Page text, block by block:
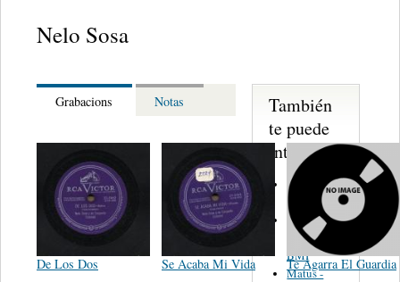
Nelo Sosa
Grabacions Notas
De Los Dos Se Acaba Mi Vida Te Agarra El Guardia
También
te puede
interesar...
Martinez,
Felipe
Performance
Music Co.
BMI
Matus -